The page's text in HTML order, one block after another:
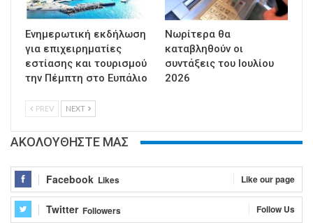
Ενημερωτική εκδήλωση
για επιχειρηματίες
εστίασης και τουρισμού
την Πέμπτη στο Ευπάλιο
Νωρίτερα θα
καταβληθούν οι
συντάξεις του Ιουλίου
2026
PREV NEXT
ΑΚΟΛΟΥΘΗΣΤΕ ΜΑΣ
Facebook Likes Like our page
Twitter Followers Follow Us